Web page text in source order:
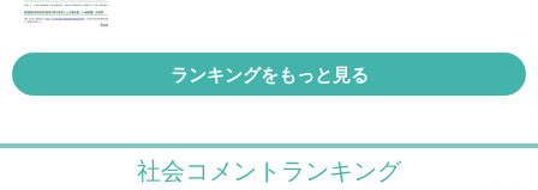
ランキングをもっと見る